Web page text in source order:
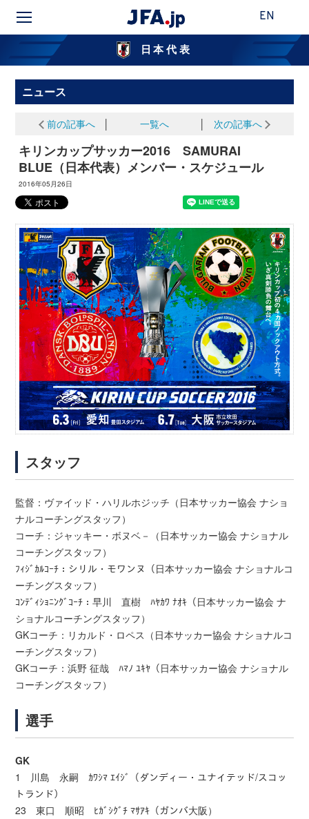
EN
日本代表
ニュース
前の記事へ 一覧へ 次の記事へ
キリンカップサッカー2016 SAMURAI
BLUE（日本代表）メンバー・スケジュール
2016年05月26日
スタッフ
監督：ヴァイッド・ハリルホジッチ（日本サッカー協会 ナショ
ナルコーチングスタッフ）
コーチ：ジャッキー・ボヌベ－（日本サッカー協会 ナショナル
コーチングスタッフ）
ﾌｨｼﾞｶﾙｺｰﾁ：シリル・モワンヌ（日本サッカー協会 ナショナルコ
ーチングスタッフ）
ｺﾝﾃﾞｨｼｮﾆﾝｸﾞｺｰﾁ：早川 直樹 ﾊﾔｶﾜ ﾅｵｷ（日本サッカー協会 ナ
ショナルコーチングスタッフ）
GKコーチ：リカルド・ロペス（日本サッカー協会 ナショナルコ
ーチングスタッフ）
GKコーチ：浜野 征哉 ﾊﾏﾉ ﾕｷﾔ（日本サッカー協会 ナショナル
コーチングスタッフ）
選手
GK
1 川島 永嗣 ｶﾜｼﾏ ｴｲｼﾞ（ダンディー・ユナイテッド/スコッ
トランド）
23 東口 順昭 ﾋｶﾞｼｸﾞﾁ ﾏｻｱｷ（ガンバ大阪）